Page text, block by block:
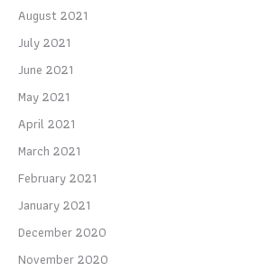
August 2021
July 2021
June 2021
May 2021
April 2021
March 2021
February 2021
January 2021
December 2020
November 2020